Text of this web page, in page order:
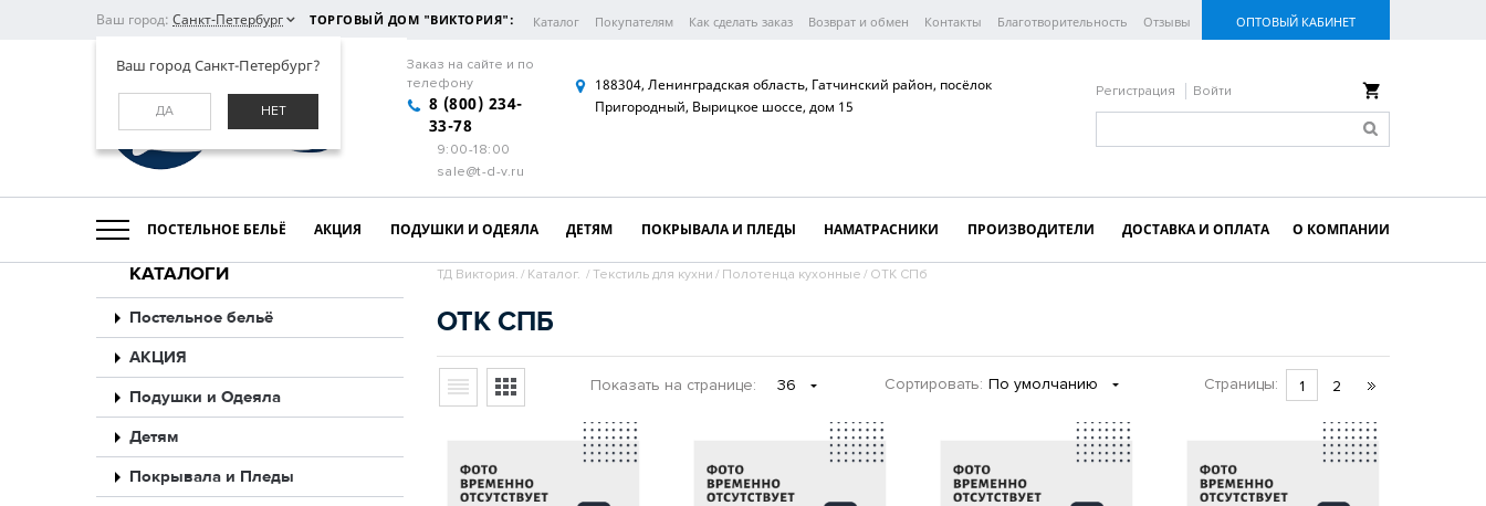
Ваш город: Санкт-Петербург
Ваш город Санкт-Петербург?
ДА НЕТ
ТОРГОВЫЙ ДОМ "ВИКТОРИЯ": Каталог Покупателям Как сделать заказ Возврат и обмен Контакты Благотворительность Отзывы ОПТОВЫЙ КАБИНЕТ
Заказ на сайте и по
телефону
8 (800) 234-
33-78
9:00-18:00
sale@t-d-v.ru
188304, Ленинградская область, Гатчинский район, посёлок
Пригородный, Вырицкое шоссе, дом 15
Регистрация Войти
ПОСТЕЛЬНОЕ БЕЛЬЁ АКЦИЯ ПОДУШКИ И ОДЕЯЛА ДЕТЯМ ПОКРЫВАЛА И ПЛЕДЫ НАМАТРАСНИКИ ПРОИЗВОДИТЕЛИ ДОСТАВКА И ОПЛАТА О КОМПАНИИ
КАТАЛОГИ
Постельное бельё
АКЦИЯ
Подушки и Одеяла
Детям
Покрывала и Пледы
ТД Виктория. / Каталог. / Текстиль для кухни / Полотенца кухонные / ОТК СПб
ОТК СПБ
Показать на странице: 36 Сортировать: По умолчанию Страницы: 1 2